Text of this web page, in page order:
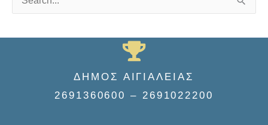
a
ΔΗΜΟΣ ΑΙΓΙΑΛΕΙΑΣ
2691360600 – 2691022200